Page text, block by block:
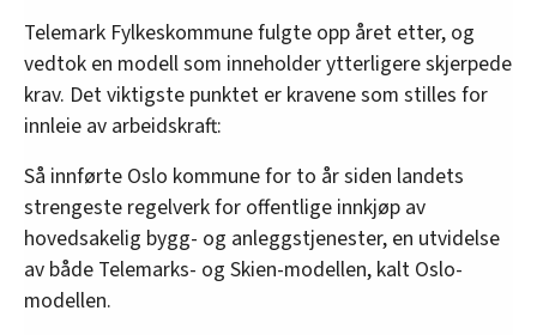
Telemark Fylkeskommune fulgte opp året etter, og
vedtok en modell som inneholder ytterligere skjerpede
krav. Det viktigste punktet er kravene som stilles for
innleie av arbeidskraft:
Så innførte Oslo kommune for to år siden landets
strengeste regelverk for offentlige innkjøp av
hovedsakelig bygg- og anleggstjenester, en utvidelse
av både Telemarks- og Skien-modellen, kalt Oslo-
modellen.